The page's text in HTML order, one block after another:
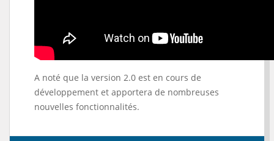
A noté que la version 2.0 est en cours de
développement et apportera de nombreuses
nouvelles fonctionnalités.